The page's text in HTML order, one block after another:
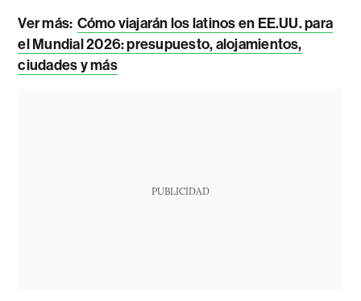
Ver más: Cómo viajarán los latinos en EE.UU. para
el Mundial 2026: presupuesto, alojamientos,
ciudades y más
PUBLICIDAD